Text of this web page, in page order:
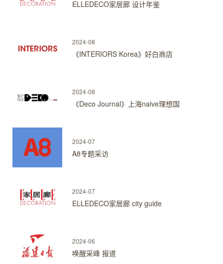
ELLEDECO家居廊 设计年鉴
2024-08
《INTERIORS Korea》好白商店
2024-08
《Deco Journal》上海naive理想国
2024-07
A8专题采访
2024-07
ELLEDECO家居廊 city guide
2024-06
唤醒采峰 报道